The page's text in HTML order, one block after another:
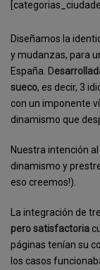
Diseñamos la
y mudanzas, para
España. D
sueco, es decir, 3
con un imponente
dinamismo que
Nuestra intención
dinamismo y
eso creemos!).
La integración de
pero satisfactoria
páginas tenían su
los casos